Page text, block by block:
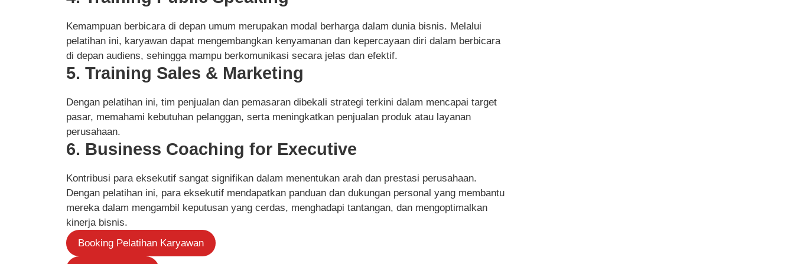
Kemampuan berbicara di depan umum merupakan modal berharga dalam dunia bisnis. Melalui
pelatihan ini, karyawan dapat mengembangkan kenyamanan dan kepercayaan diri dalam berbicara
di depan audiens, sehingga mampu berkomunikasi secara jelas dan efektif.
5. Training Sales & Marketing
Dengan pelatihan ini, tim penjualan dan pemasaran dibekali strategi terkini dalam mencapai target
pasar, memahami kebutuhan pelanggan, serta meningkatkan penjualan produk atau layanan
perusahaan.
6. Business Coaching for Executive
Kontribusi para eksekutif sangat signifikan dalam menentukan arah dan prestasi perusahaan.
Dengan pelatihan ini, para eksekutif mendapatkan panduan dan dukungan personal yang membantu
mereka dalam mengambil keputusan yang cerdas, menghadapi tantangan, dan mengoptimalkan
kinerja bisnis.
Booking Pelatihan Karyawan